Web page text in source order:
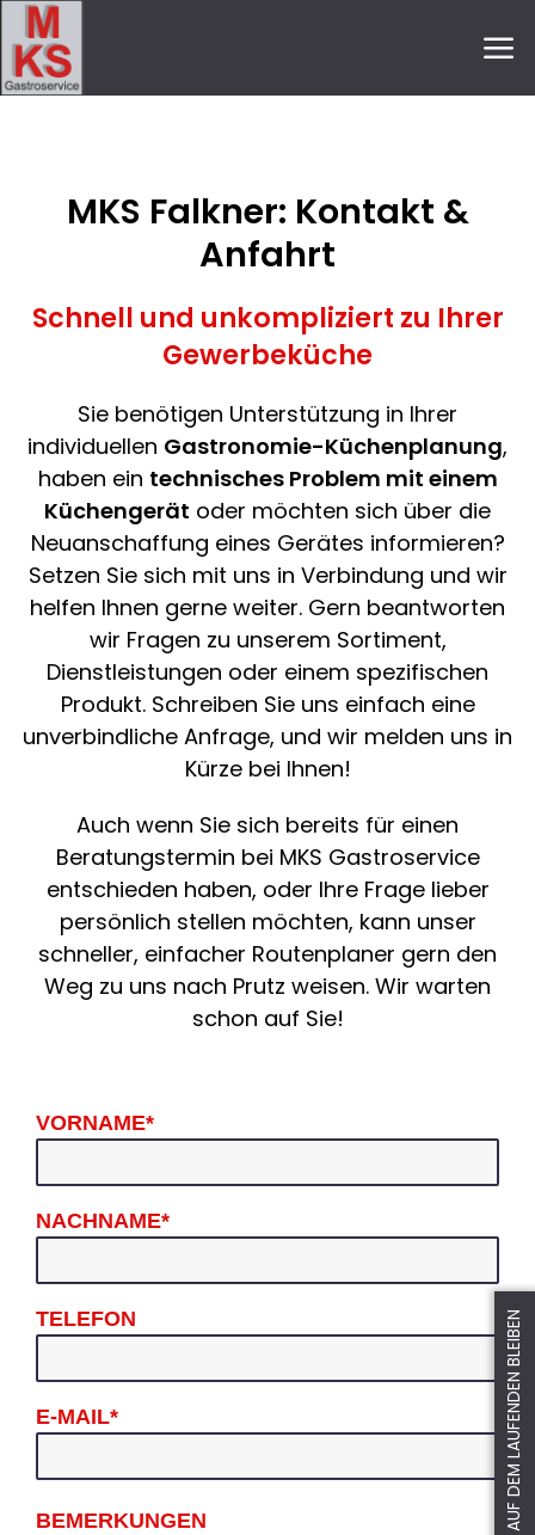
AUF DEM LAUFENDEN BLEIBEN
MKS Falkner: Kontakt &
Anfahrt
Schnell und unkompliziert zu Ihrer
Gewerbeküche
Sie benötigen Unterstützung in Ihrer
individuellen Gastronomie-Küchenplanung,
haben ein technisches Problem mit einem
Küchengerät oder möchten sich über die
Neuanschaffung eines Gerätes informieren?
Setzen Sie sich mit uns in Verbindung und wir
helfen Ihnen gerne weiter. Gern beantworten
wir Fragen zu unserem Sortiment,
Dienstleistungen oder einem spezifischen
Produkt. Schreiben Sie uns einfach eine
unverbindliche Anfrage, und wir melden uns in
Kürze bei Ihnen!
Auch wenn Sie sich bereits für einen
Beratungstermin bei MKS Gastroservice
entschieden haben, oder Ihre Frage lieber
persönlich stellen möchten, kann unser
schneller, einfacher Routenplaner gern den
Weg zu uns nach Prutz weisen. Wir warten
schon auf Sie!
VORNAME*
NACHNAME*
TELEFON
E-MAIL*
BEMERKUNGEN